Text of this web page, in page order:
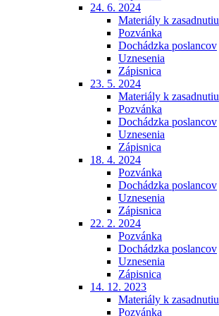
24. 6. 2024
Materiály k zasadnutiu
Pozvánka
Dochádzka poslancov
Uznesenia
Zápisnica
23. 5. 2024
Materiály k zasadnutiu
Pozvánka
Dochádzka poslancov
Uznesenia
Zápisnica
18. 4. 2024
Pozvánka
Dochádzka poslancov
Uznesenia
Zápisnica
22. 2. 2024
Pozvánka
Dochádzka poslancov
Uznesenia
Zápisnica
14. 12. 2023
Materiály k zasadnutiu
Pozvánka